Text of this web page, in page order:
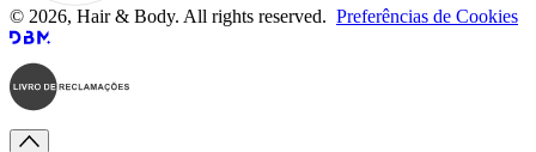
© 2026, Hair & Body. All rights reserved. Preferências de Cookies